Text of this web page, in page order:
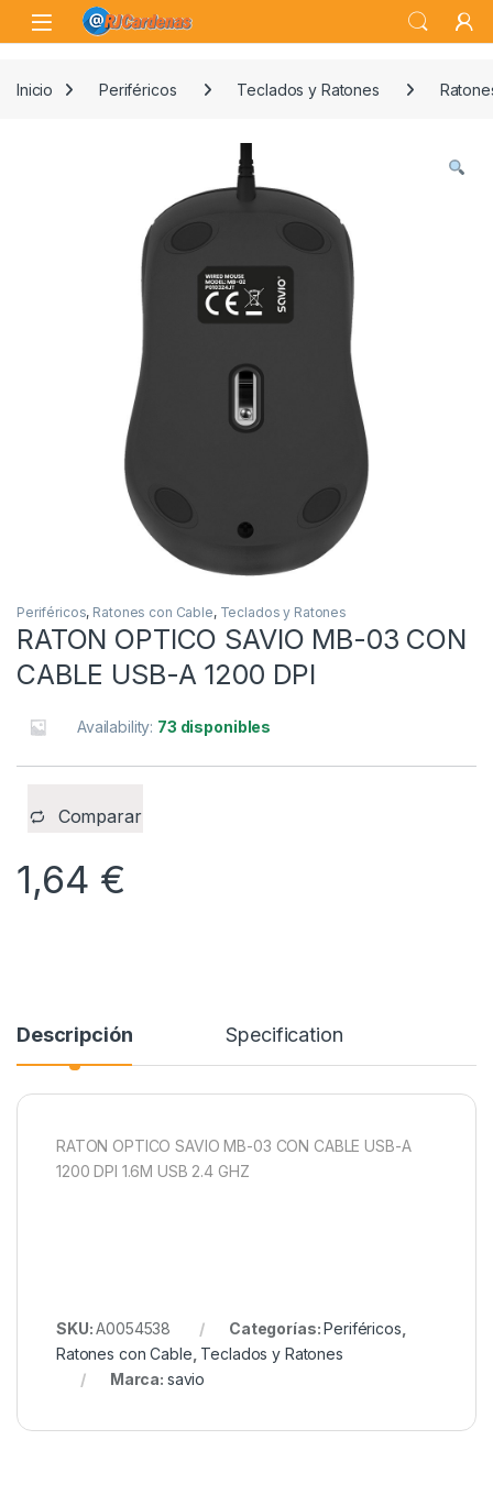
Skip to navigation
Skip to content
Open
Inicio Periféricos Teclados y Ratones
Periféricos, Ratones con Cable, Teclados y Ratones
RATON OPTICO SAVIO MB-03 CON
CABLE USB-A 1200 DPI
Availability: 73 disponibles
Comparar
1,64 €
Descripción Specification
RATON OPTICO SAVIO MB-03 CON CABLE USB-A
1200 DPI 1.6M USB 2.4 GHZ
SKU:A0054538 Categorías:Periféricos
Ratones con Cable Teclados y Ratones
Marca: savio